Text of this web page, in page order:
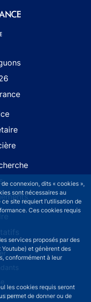
connexion, dits « cookies »,
sont nécessaires au
site requiert l’utilisation de
Ces cookies requis
services proposés par des
et génèrent des
conformément à leur
les cookies requis seront
permet de donner ou de